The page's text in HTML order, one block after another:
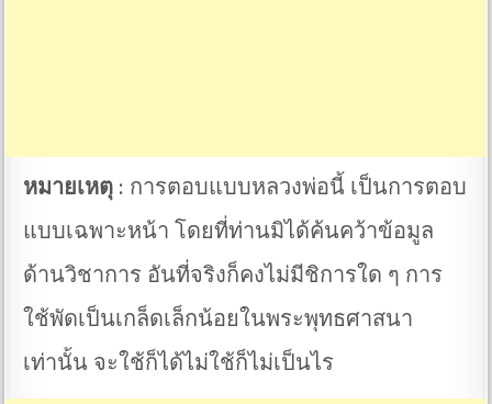
หมายเหตุ : การตอบแบบหลวงพ่อนี้ เป็นการตอบ
แบบเฉพาะหน้า โดยที่ท่านมิได้ค้นคว้าข้อมูล
ด้านวิชาการ อันที่จริงก็คงไม่มีชิการใด ๆ การ
ใช้พัดเป็นเกล็ดเล็กน้อยในพระพุทธศาสนา
เท่านั้น จะใช้ก็ได้ไม่ใช้ก็ไม่เป็นไร